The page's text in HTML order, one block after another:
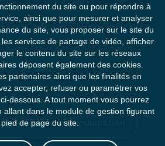
du site ou pour répondre à
ainsi que pour mesurer et analyser
du site, vous proposer sur le site du
services de partage de vidéo, afficher
le contenu du site sur les réseaux
déposent également des cookies.
partenaires ainsi que les finalités en
accepter, refuser ou paramétrer vos
dessous. A tout moment vous pourrez
allant dans le module de gestion figurant
de page du site.
le kit de communication